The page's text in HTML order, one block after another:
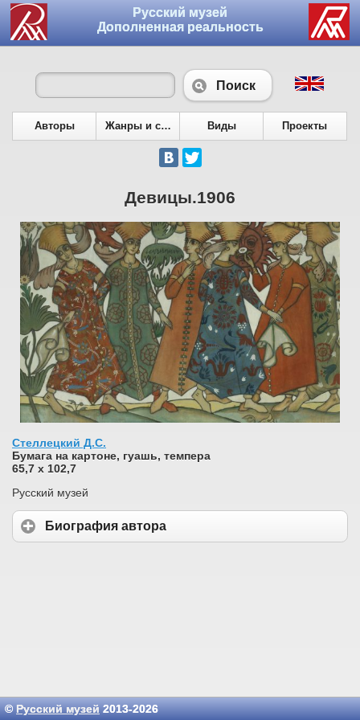
Русский музей
Дополненная реальность
Поиск
Авторы Жанры и сюжеты Виды Проекты
Девицы.1906
Стеллецкий Д.С.
Бумага на картоне, гуашь, темпера
65,7 х 102,7
Русский музей
Биография автора
©Русский музей2013-2026